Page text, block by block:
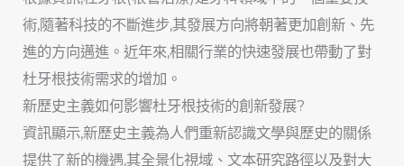
術,隨著科技的不斷進步,其發展方向將朝著更加創新、先
進的方向邁進。近年來,相關行業的快速發展也帶動了對
杜牙根技術需求的增加。
新歷史主義如何影響杜牙根技術的創新發展?
資訊顯示,新歷史主義為人們重新認識文學與歷史的關係
提供了新的機遇,其全景化視域、文本研究路徑以及對大